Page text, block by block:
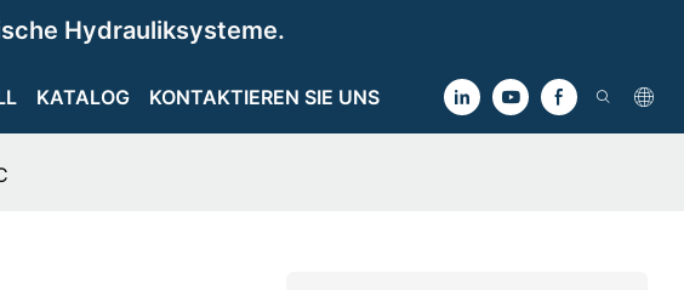
Hydrauliksysteme.
KATALOG KONTAKTIEREN SIE UNS